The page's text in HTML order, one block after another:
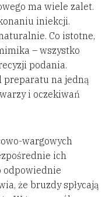
ma wiele zalet.
iniekcji.
Co istotne,
– wszystko
podania.
preparatu na jedną
i oczekiwań
wargowych
ich
odpowiednie
że bruzdy spłycają